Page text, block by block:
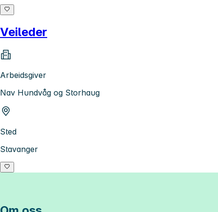
Veileder
Arbeidsgiver
Nav Hundvåg og Storhaug
Sted
Stavanger